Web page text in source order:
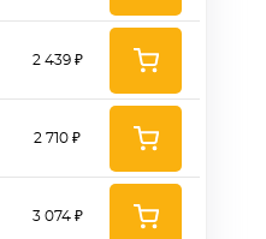
2 439 ₽
2 710 ₽
3 074 ₽